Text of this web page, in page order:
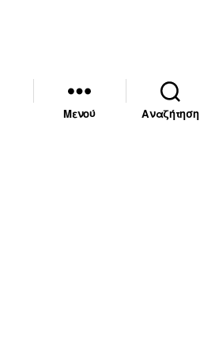
Μενού Αναζήτηση